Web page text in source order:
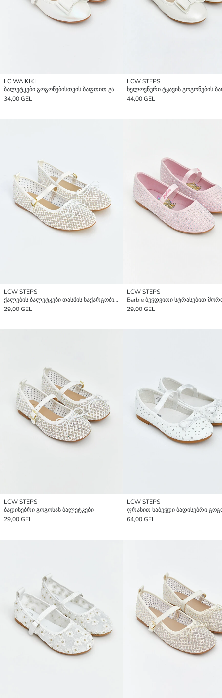
LC WAIKIKI
ბალეტკები გოგონებისთვის ბაფთით გაფორმებული
34,00 GEL
LCW STEPS
44,00 GEL
LCW STEPS
ქალების ბალეტკები თასმის ნაქარგობითა და ქვის დეკორაციებით
29,00 GEL
LCW STEPS
29,00 GEL
LCW STEPS
ბადისებრი გოგონას ბალეტკები
29,00 GEL
LCW STEPS
64,00 GEL